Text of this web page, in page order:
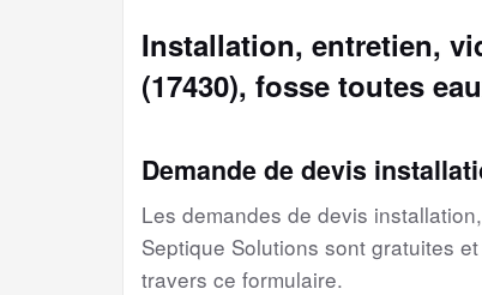
Installation, entretien,
(17430), fosse toutes
Demande de devis
Les demandes de devis
Septique Solutions sont gratuites
travers ce formulaire.